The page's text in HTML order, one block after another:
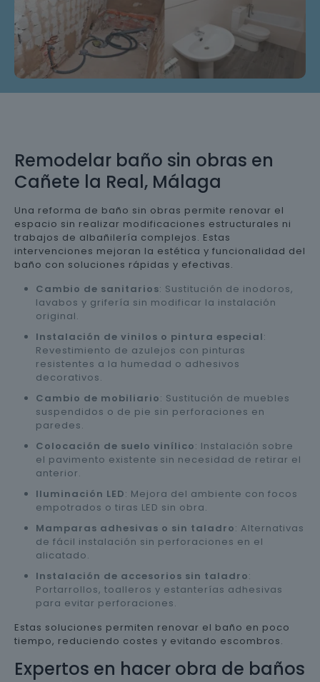
Remodelar baño sin obras en
Cañete la Real, Málaga
Una reforma de baño sin obras permite renovar el
espacio sin realizar modificaciones estructurales ni
trabajos de albañilería complejos. Estas
intervenciones mejoran la estética y funcionalidad del
baño con soluciones rápidas y efectivas.
Cambio de sanitarios: Sustitución de inodoros,
lavabos y grifería sin modificar la instalación
original.
Instalación de vinilos o pintura especial:
Revestimiento de azulejos con pinturas
resistentes a la humedad o adhesivos
decorativos.
Cambio de mobiliario: Sustitución de muebles
suspendidos o de pie sin perforaciones en
paredes.
Colocación de suelo vinílico: Instalación sobre
el pavimento existente sin necesidad de retirar el
anterior.
Iluminación LED: Mejora del ambiente con focos
empotrados o tiras LED sin obra.
Mamparas adhesivas o sin taladro: Alternativas
de fácil instalación sin perforaciones en el
alicatado.
Instalación de accesorios sin taladro:
Portarrollos, toalleros y estanterías adhesivas
para evitar perforaciones.
Estas soluciones permiten renovar el baño en poco
tiempo, reduciendo costes y evitando escombros.
Expertos en hacer obra de baños